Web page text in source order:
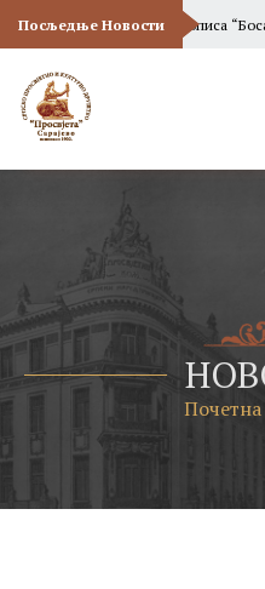
Посљедње Новости
Новог Броја Часописа “Босанска
Почетна